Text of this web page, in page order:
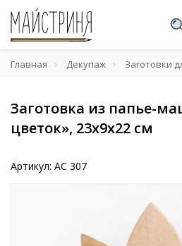
Главная Декупаж Заготовки
Заготовка из папье-
цветок», 23х9х22 см
Артикул: AC 307